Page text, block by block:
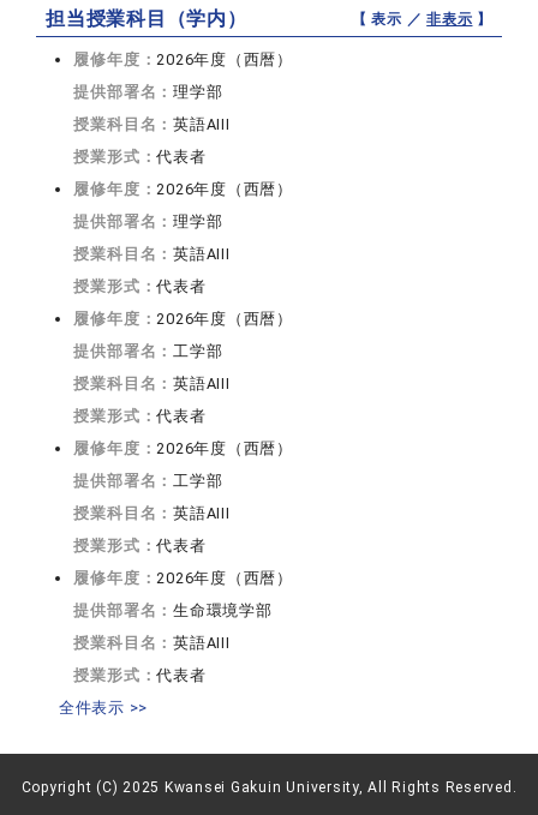
担当授業科目（学内） 【 表示 ／非表示 】
履修年度：2026年度（西暦）
提供部署名：理学部
授業科目名：英語AIII
授業形式：代表者
履修年度：2026年度（西暦）
提供部署名：理学部
授業科目名：英語AIII
授業形式：代表者
履修年度：2026年度（西暦）
提供部署名：工学部
授業科目名：英語AIII
授業形式：代表者
履修年度：2026年度（西暦）
提供部署名：工学部
授業科目名：英語AIII
授業形式：代表者
履修年度：2026年度（西暦）
提供部署名：生命環境学部
授業科目名：英語AIII
授業形式：代表者
全件表示 >>
Copyright (C) 2025 Kwansei Gakuin University, All Rights Reserved.